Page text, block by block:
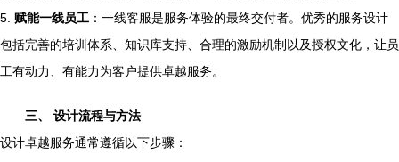
5. 赋能一线员工 ：一线客服是服务体验的最终交付者。优秀的服务设计
包括完善的培训体系、知识库支持、合理的激励机制以及授权文化，让员
工有动力、有能力为客户提供卓越服务。
三、 设计流程与方法
设计卓越服务通常遵循以下步骤：